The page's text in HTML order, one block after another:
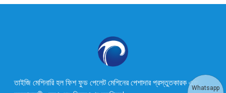
তাইজি মেশিনারি হল ফিশ ফুড পেলেট মেশিনের পেশাদার প্রস্তুতকারক এবংWhatsapp